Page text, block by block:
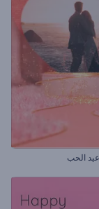
عيد الحب